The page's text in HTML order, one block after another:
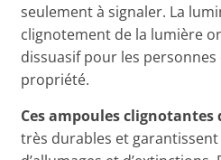
seulement à signaler. La
clignotement de la lumière
dissuasif pour les personnes
propriété.
Ces ampoules
très durables et